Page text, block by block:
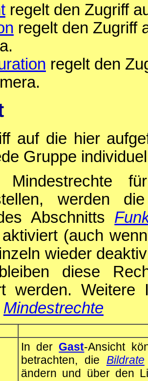
regelt den Zugriff
regelt den Zugriff
regelt den
auf die hier
Gruppe
werden
Abschnitts
(auch
wieder
diese
werden.
Mindestrechte
In der Gast-Ansicht
betrachten, die Bildrate
ändern und über den